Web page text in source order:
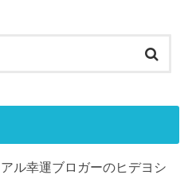
ル幸運ブロガーのヒデヨシ